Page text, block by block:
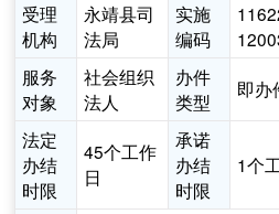
受理
机构
永靖县司
法局
实施
编码
服务
对象
社会组织
法人
办件
类型
即办
法定
办结
时限
45个工作
日
承诺
办结
时限
1个